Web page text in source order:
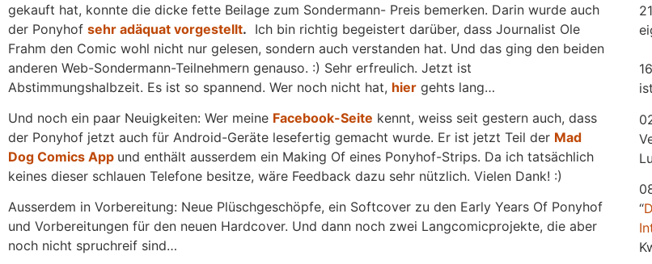
gekauft hat, konnte die dicke fette Beilage zum Sondermann- Preis bemerken. Darin wurde auch
der Ponyhof sehr adäquat vorgestellt. Ich bin richtig begeistert darüber, dass Journalist Ole
Frahm den Comic wohl nicht nur gelesen, sondern auch verstanden hat. Und das ging den beiden
anderen Web-Sondermann-Teilnehmern genauso. :) Sehr erfreulich. Jetzt ist
Abstimmungshalbzeit. Es ist so spannend. Wer noch nicht hat, hier gehts lang…
Und noch ein paar Neuigkeiten: Wer meine Facebook-Seite kennt, weiss seit gestern auch, dass
der Ponyhof jetzt auch für Android-Geräte lesefertig gemacht wurde. Er ist jetzt Teil der Mad
Dog Comics App und enthält ausserdem ein Making Of eines Ponyhof-Strips. Da ich tatsächlich
keines dieser schlauen Telefone besitze, wäre Feedback dazu sehr nützlich. Vielen Dank! :)
Ausserdem in Vorbereitung: Neue Plüschgeschöpfe, ein Softcover zu den Early Years Of Ponyhof
und Vorbereitungen für den neuen Hardcover. Und dann noch zwei Langcomicprojekte, die aber
noch nicht spruchreif sind…
“